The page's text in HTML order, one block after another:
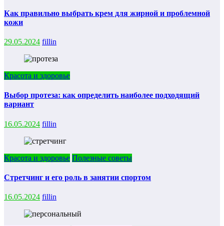
Как правильно выбрать крем для жирной и проблемной
кожи
29.05.2024 fillin
Красота и здоровье
Выбор протеза: как определить наиболее подходящий
вариант
16.05.2024 fillin
Красота и здоровье Полезные советы
Стретчинг и его роль в занятии спортом
16.05.2024 fillin